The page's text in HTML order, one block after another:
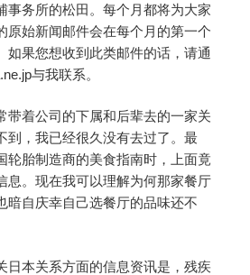
事务所的松田。每个月都将为大家
原始新闻邮件会在每个月的第一个
如果您想收到此类邮件的话，请通
与我联系。
带着公司的下属和后辈去的一家关
到，我已经很久没有去过了。最
轮胎制造商的美食指南时，上面竟
息。现在我可以理解为何那家餐厅
暗自庆幸自己选餐厅的品味还不
日本关系方面的信息资讯是，残疾